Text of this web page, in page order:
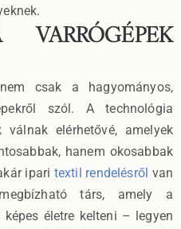
VARRÓGÉPEK
csak a hagyományos,
szól. A technológia
elérhetővé, amelyek
hanem okosabbak
ipari textil rendelésről van
társ, amely a
életre kelteni – legyen